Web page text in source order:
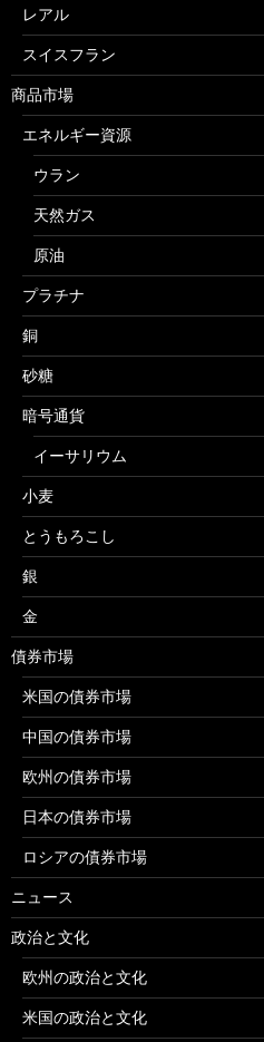
レアル
スイスフラン
商品市場
エネルギー資源
ウラン
天然ガス
原油
プラチナ
銅
砂糖
暗号通貨
イーサリウム
小麦
とうもろこし
銀
金
債券市場
米国の債券市場
中国の債券市場
欧州の債券市場
日本の債券市場
ロシアの債券市場
ニュース
政治と文化
欧州の政治と文化
米国の政治と文化